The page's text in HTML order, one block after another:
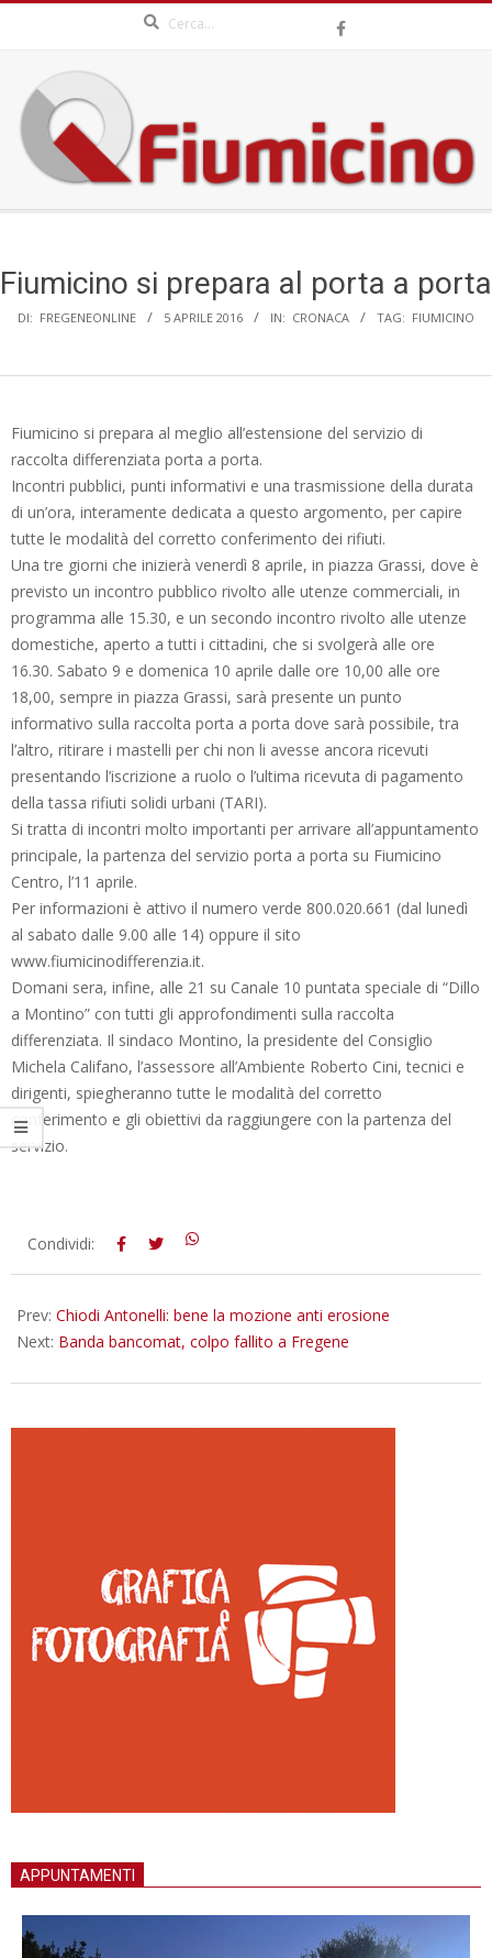
content
QFIUMICINO.COM
Menu
Fiumicino si prepara al porta a porta
DI: FREGENEONLINE 5 APRILE 2016 IN: CRONACA TAG: FIUMICINO
Fiumicino si prepara al meglio all’estensione del servizio di
raccolta differenziata porta a porta.
Incontri pubblici, punti informativi e una trasmissione della durata
di un’ora, interamente dedicata a questo argomento, per capire
tutte le modalità del corretto conferimento dei rifiuti.
Una tre giorni che inizierà venerdì 8 aprile, in piazza Grassi, dove è
previsto un incontro pubblico rivolto alle utenze commerciali, in
programma alle 15.30, e un secondo incontro rivolto alle utenze
domestiche, aperto a tutti i cittadini, che si svolgerà alle ore
16.30. Sabato 9 e domenica 10 aprile dalle ore 10,00 alle ore
18,00, sempre in piazza Grassi, sarà presente un punto
informativo sulla raccolta porta a porta dove sarà possibile, tra
l’altro, ritirare i mastelli per chi non li avesse ancora ricevuti
presentando l’iscrizione a ruolo o l’ultima ricevuta di pagamento
della tassa rifiuti solidi urbani (TARI).
Si tratta di incontri molto importanti per arrivare all’appuntamento
principale, la partenza del servizio porta a porta su Fiumicino
Centro, l’11 aprile.
Per informazioni è attivo il numero verde 800.020.661 (dal lunedì
al sabato dalle 9.00 alle 14) oppure il sito
www.fiumicinodifferenzia.it.
Domani sera, infine, alle 21 su Canale 10 puntata speciale di “Dillo
a Montino” con tutti gli approfondimenti sulla raccolta
differenziata. Il sindaco Montino, la presidente del Consiglio
Michela Califano, l’assessore all’Ambiente Roberto Cini, tecnici e
dirigenti, spiegheranno tutte le modalità del corretto
conferimento e gli obiettivi da raggiungere con la partenza del
servizio.
2016-
Condividi:
Prev: Chiodi Antonelli: bene la mozione anti erosione
Next: Banda bancomat, colpo fallito a Fregene
APPUNTAMENTI